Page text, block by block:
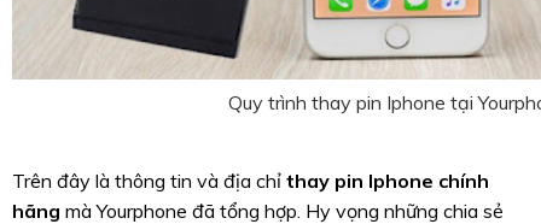
Quy trình thay pin Iphone tại
Trên đây là thông tin và địa chỉ thay pin Iphone chính
hãng mà Yourphone đã tổng hợp. Hy vọng những chia sẻ